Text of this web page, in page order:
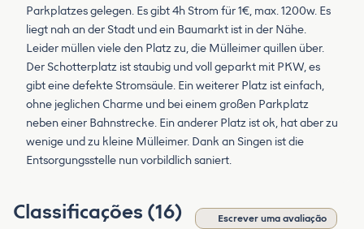
Parkplatzes gelegen. Es gibt 4h Strom für 1€, max. 1200w. Es
liegt nah an der Stadt und ein Baumarkt ist in der Nähe.
Leider müllen viele den Platz zu, die Mülleimer quillen über.
Der Schotterplatz ist staubig und voll geparkt mit PKW, es
gibt eine defekte Stromsäule. Ein weiterer Platz ist einfach,
ohne jeglichen Charme und bei einem großen Parkplatz
neben einer Bahnstrecke. Ein anderer Platz ist ok, hat aber zu
wenige und zu kleine Mülleimer. Dank an Singen ist die
Entsorgungsstelle nun vorbildlich saniert.
Classificações (16) Escrever uma avaliação